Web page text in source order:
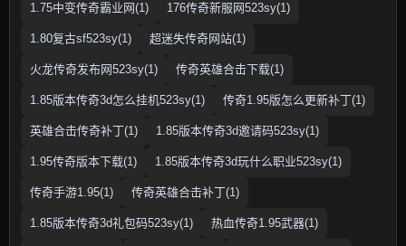
1.75中变传奇霸业网(1) 176传奇新服网523sy(1)
1.80复古sf523sy(1) 超迷失传奇网站(1)
火龙传奇发布网523sy(1) 传奇英雄合击下载(1)
1.85版本传奇3d怎么挂机523sy(1) 传奇1.95版怎么更新补丁(1)
英雄合击传奇补丁(1) 1.85版本传奇3d邀请码523sy(1)
1.95传奇版本下载(1) 1.85版本传奇3d玩什么职业523sy(1)
传奇手游1.95(1) 传奇英雄合击补丁(1)
1.85版本传奇3d礼包码523sy(1) 热血传奇1.95武器(1)